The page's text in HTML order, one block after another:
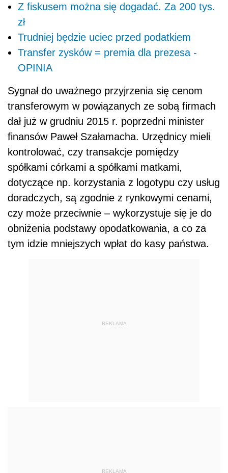
Z fiskusem można się dogadać. Za 200 tys.
zł
Trudniej będzie uciec przed podatkiem
Transfer zysków = premia dla prezesa -
OPINIA
Sygnał do uważnego przyjrzenia się cenom
transferowym w powiązanych ze sobą firmach
dał już w grudniu 2015 r. poprzedni minister
finansów Paweł Szałamacha. Urzędnicy mieli
kontrolować, czy transakcje pomiędzy
spółkami córkami a spółkami matkami,
dotyczące np. korzystania z logotypu czy usług
doradczych, są zgodnie z rynkowymi cenami,
czy może przeciwnie – wykorzystuje się je do
obniżenia podstawy opodatkowania, a co za
tym idzie mniejszych wpłat do kasy państwa.
REKLAMA
REKLAMA